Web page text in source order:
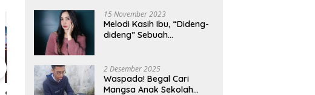
15 November 2023
Melodi Kasih Ibu, “Dideng-
dideng” Sebuah
2 Desember 2025
Waspada! Begal Cari
Mangsa Anak Sekolah